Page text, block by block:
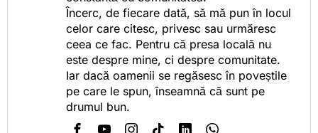
Încerc, de fiecare dată, să mă pun în locul
celor care citesc, privesc sau urmăresc
ceea ce fac. Pentru că presa locală nu
este despre mine, ci despre comunitate.
Iar dacă oamenii se regăsesc în poveștile
pe care le spun, înseamnă că sunt pe
drumul bun.